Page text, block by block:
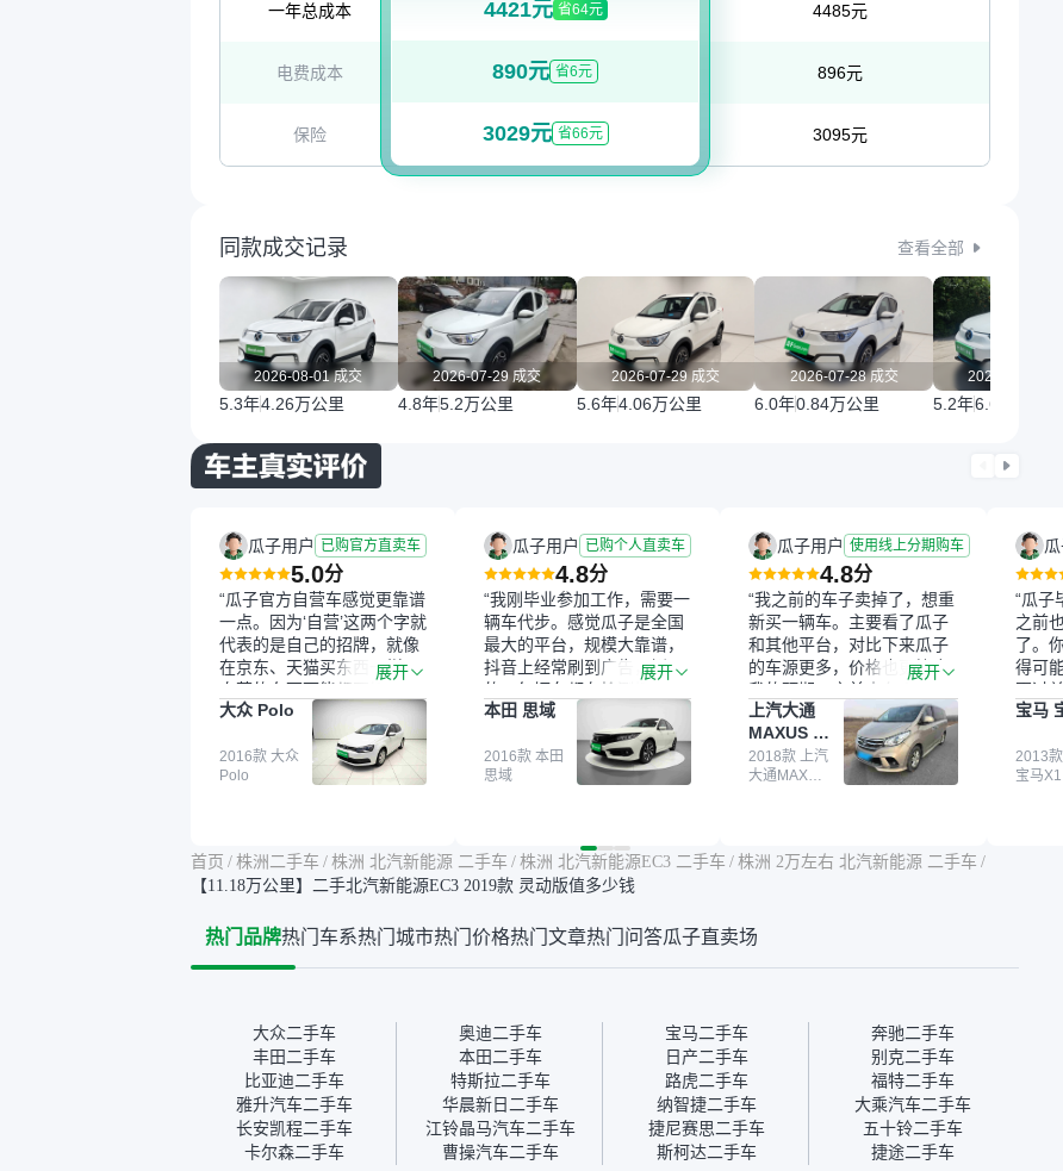
一年总成本
电费成本
保险
4421元 省64元
890元 省6元
3029元 省66元
4485元
896元
3095元
同款成交记录 查看全部
2026-08-01 成交
5.3年4.26万公里
2026-07-29 成交
4.8年5.2万公里
2026-07-29 成交
5.6年4.06万公里
2026-07-28 成交
6.0年0.84万公里
2026-07-27 成
5.2年6.67万公里
瓜子用户 已购官方直卖车
5.0分
“瓜子官方自营车感觉更靠谱
一点。因为‘自营’这两个字就
代表的是自己的招牌，就像
在京东、天猫买东西一样，
自营的东西可能都要好一
点。就是这种刻板印象吧。
一开始买二手车的时候，我
确实有担心过事故车、泡水
车这些问题。瓜子的检测报
况。我拿到你们的信息之
后，自己又在线上去做了一
台），同时也找了朋友帮忙
线下看车。结果跟你们的报
我第一天看车，第二天你们
就约我到店，我第三天去提
的车。去之前我提前跟交接
人员说好，到了之后要当着
我的面再做一次复检，你们
也安排了师傅，服务可以，
速度很快。体验下来自营车
展开
大众 Polo
2016款 大众
Polo
瓜子用户 已购个人直卖车
4.8分
“我刚毕业参加工作，需要一
辆车代步。感觉瓜子是全国
最大的平台，规模大靠谱，
抖音上经常刷到广告，挺火
的。每辆车都有检测报告，
这个让我很放心。去外面买
车全凭卖家一张嘴，不敢
买。我买了本田思域，白
色，过户次数少，公里数符
平台，车价贵点也正常，毕
竟有保障。其他平台上很多
车没有第三方检测报告，不
多花点钱买个放心。从个人
展开
本田 思域
2016款 本田
思域
瓜子用户 使用线上分期购车
4.8分
“我之前的车子卖掉了，想重
新买一辆车。主要看了瓜子
和其他平台，对比下来瓜子
的车源更多，价格也更符合
我的预期。之前卖车来过瓜
子，虽然价格没谈成，但
APP一直留着。瓜子毕竟是
大平台，整体印象还好。我
最终买了一台上汽大通，18
期，这一点很便捷，其他平
心的额外价值。虽然我砍过
为瓜子有质保，车子出小毛
病维修更有保障。”
展开
上汽大通
MAXUS 大
通G10
2018款 上汽
大通MAXUS
瓜
“瓜子
之前
了。
得可
更过
来再
我买
它的
适。
宝马
2013
宝马X1
首页 / 株洲二手车 / 株洲 北汽新能源 二手车 / 株洲 北汽新能源EC3 二手车 / 株洲 2万左右 北汽新能源 二手车 /
【11.18万公里】二手北汽新能源EC3 2019款 灵动版值多少钱
热门品牌热门车系热门城市热门价格热门文章热门问答瓜子直卖场
大众二手车 奥迪二手车 宝马二手车
奔驰二手车
丰田二手车
本田二手车 日产二手车
别克二手车
比亚迪二手车
特斯拉二手车 路虎二手车
福特二手车
雅升汽车二手车
华晨新日二手车 纳智捷二手车
大乘汽车二手车
长安凯程二手车
江铃晶马汽车二手车 捷尼赛思二手车
五十铃二手车
卡尔森二手车
曹操汽车二手车 斯柯达二手车 捷途二手车